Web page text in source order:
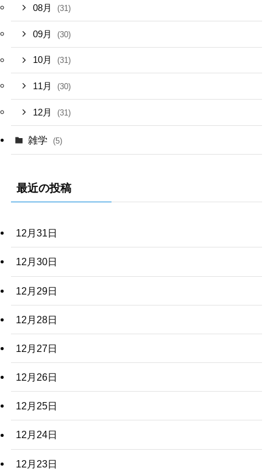
08月 (31)
09月 (30)
10月 (31)
11月 (30)
12月 (31)
雑学 (5)
最近の投稿
12月31日
12月30日
12月29日
12月28日
12月27日
12月26日
12月25日
12月24日
12月23日